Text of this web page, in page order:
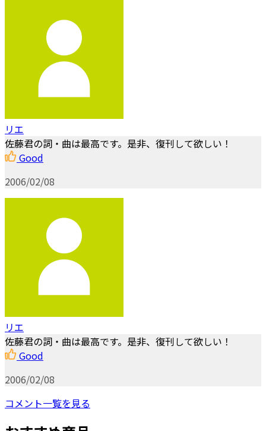
リエ
佐藤君の詞・曲は最高です。是非、復刊して欲しい！
Good
2006/02/08
リエ
佐藤君の詞・曲は最高です。是非、復刊して欲しい！
Good
2006/02/08
コメント一覧を見る